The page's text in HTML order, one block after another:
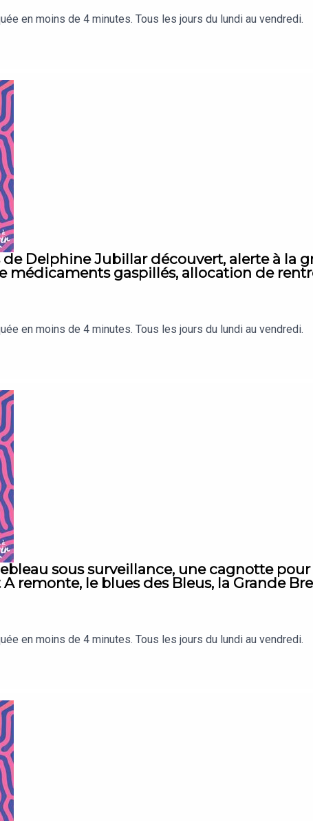
en moins de 4 minutes. Tous les jours du lundi au vendredi.
de Delphine Jubillar découvert, alerte à la
médicaments gaspillés, allocation de
en moins de 4 minutes. Tous les jours du lundi au vendredi.
sous surveillance, une cagnotte
remonte, le blues des Bleus, la Grande
en moins de 4 minutes. Tous les jours du lundi au vendredi.